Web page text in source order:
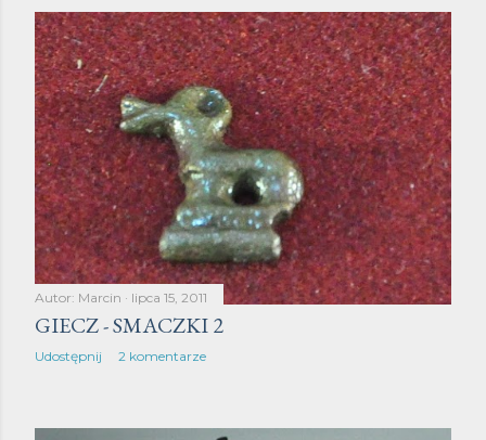
Autor: Marcin lipca 15, 2011
GIECZ - SMACZKI 2
Udostępnij 2 komentarze